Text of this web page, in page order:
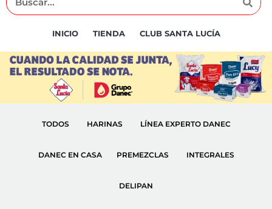
INICIO TIENDA CLUB SANTA LUCÍA
TODOS HARINAS LÍNEA EXPERTO DANEC
DANEC EN CASA PREMEZCLAS INTEGRALES
DELIPAN